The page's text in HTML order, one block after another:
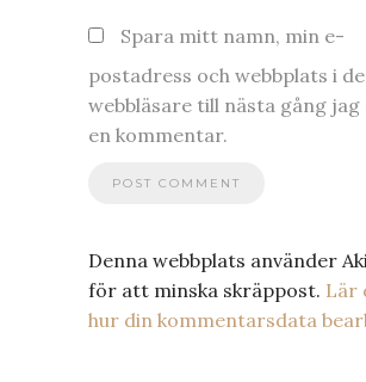
Spara mitt namn, min e-
postadress och webbplats i
webbläsare till nästa gång
en kommentar.
Denna webbplats använder
för att minska skräppost. Lär
hur din kommentarsdata